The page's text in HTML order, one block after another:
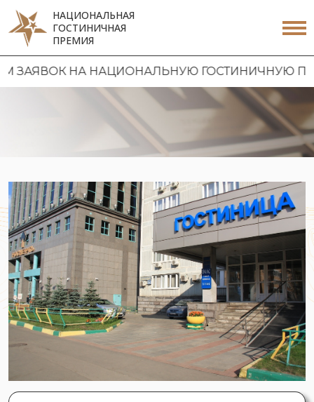
НАЦИОНАЛЬНАЯ
ГОСТИНИЧНАЯ
ПРЕМИЯ
НА НАЦИОНАЛЬНУЮ ГОСТИНИЧНУЮ ПРЕМИЮ